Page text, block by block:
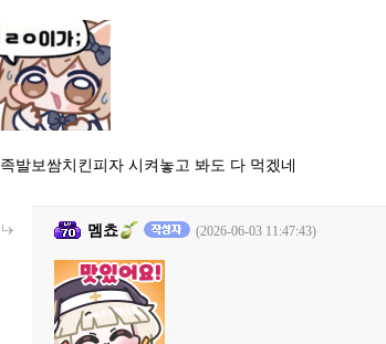
족발보쌈치킨피자 시켜놓고 봐도 다 먹겠네
멤쵸 (2026-06-03 11:47:43)